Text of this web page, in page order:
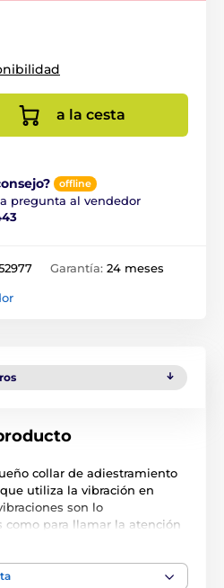
a la cesta
offline
pregunta al vendedor
Garantía: 24 meses
collar de adiestramiento
utiliza la vibración en
son lo
para llamar la atención
de vibración:
pulsación